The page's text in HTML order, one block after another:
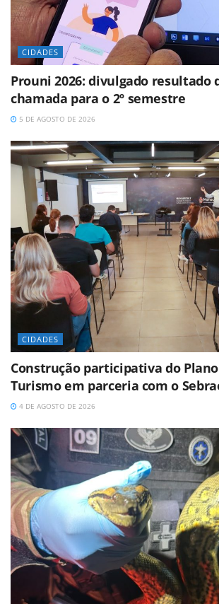
CIDADES
Prouni 2026: divulgado resultado
chamada para o 2º semestre
5 DE AGOSTO DE 2026
CIDADES
Construção participativa do
Turismo em parceria com o
4 DE AGOSTO DE 2026